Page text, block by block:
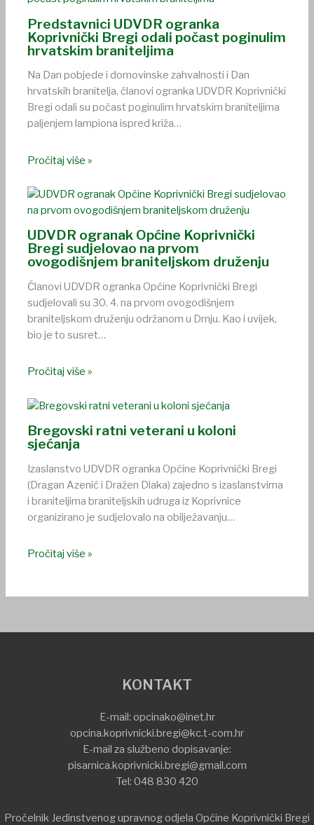
Predstavnici UDVDR ogranka
Koprivnički Bregi odali počast poginulim
hrvatskim braniteljima
Na Dan pobjede i domovinske zahvalnosti i Dan
hrvatskih branitelja, članovi ogranka UDVDR Koprivnički
Bregi odali su počast poginulim hrvatskim braniteljima
paljenjem lampiona ispred križa…
Pročitaj više »
UDVDR ogranak Općine Koprivnički
Bregi sudjelovao na prvom
ovogodišnjem braniteljskom druženju
Članovi UDVDR ogranka Općine Koprivnički Bregi
sudjelovali su 30. 4. na prvom ovogodišnjem
braniteljskom druženju održanom u Drnju. Kao i uvijek,
bio je to susret…
Pročitaj više »
Bregovski ratni veterani u koloni
sjećanja
Izaslanstvo UDVDR ogranka Općine Koprivnički Bregi
(Dragan Azenić i Dražen Dlaka) zajedno s izaslanstvima
i braniteljima braniteljskih udruga iz Koprivnice
organizirano je sudjelovalo na obilježavanju…
Pročitaj više »
KONTAKT
E-mail: opcinako@inet.hr
opcina.koprivnicki.bregi@kc.t-com.hr
E-mail za službeno dopisavanje:
pisarnica.koprivnicki.bregi@gmail.com
Tel: 048 830 420
Pročelnik Jedinstvenog upravnog odjela Općine Koprivnički Bregi